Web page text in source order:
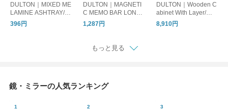
DULTON｜MIXED ME
LAMINE ASHTRAY/灰
皿 アッシュトレイ
396円
DULTON｜MAGNETI
C MEMO BAR LONG/
メモクリップ
1,287円
DULTON｜Wooden C
abinet With Layer/収
納ボックス
8,910円
もっと見る
鏡・ミラーの人気ランキング